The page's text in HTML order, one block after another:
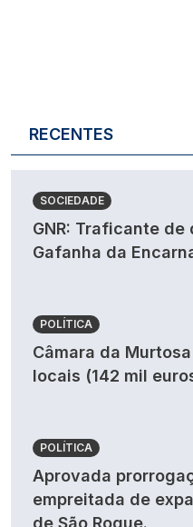
RECENTES
SOCIEDADE
GNR: Traficante
Gafanha da
POLÍTICA
Câmara da
locais (142 mil
POLÍTICA
Aprovada
empreitada de
de São Roque.